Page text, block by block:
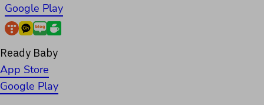
Google Play
Ready Baby
App Store
Google Play